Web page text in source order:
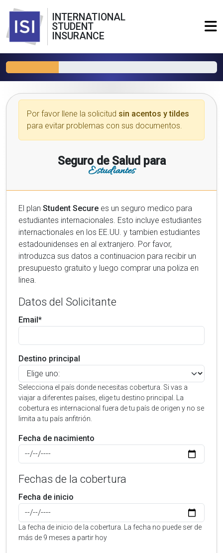
INTERNATIONAL
STUDENT
INSURANCE
Por favor llene la solicitud sin acentos y tildes
para evitar problemas con sus documentos.
Seguro de Salud para
Estudiantes
El plan Student Secure es un seguro medico para
estudiantes internacionales. Esto incluye estudiantes
internactionales en los EE.UU. y tambien estudiantes
estadounidenses en al extranjero. Por favor,
introduzca sus datos a continuacion para recibir un
presupuesto gratuito y luego comprar una poliza en
linea.
Datos del Solicitante
Email*
Destino principal
Selecciona el país donde necesitas cobertura. Si vas a
viajar a diferentes países, elige tu destino principal. La
cobertura es internacional fuera de tu país de origen y no se
limita a tu país anfitrión.
Fecha de nacimiento
Fechas de la cobertura
Fecha de inicio
La fecha de inicio de la cobertura. La fecha no puede ser de
más de 9 meses a partir hoy